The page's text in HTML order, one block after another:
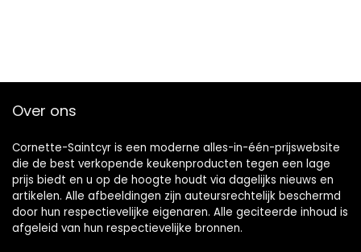
Over ons
Cornette-Saintcyr is een moderne alles-in-één-prijswebsite
die de best verkopende keukenproducten tegen een lage
prijs biedt en u op de hoogte houdt via dagelijks nieuws en
artikelen. Alle afbeeldingen zijn auteursrechtelijk beschermd
door hun respectievelijke eigenaren. Alle geciteerde inhoud is
afgeleid van hun respectievelijke bronnen.